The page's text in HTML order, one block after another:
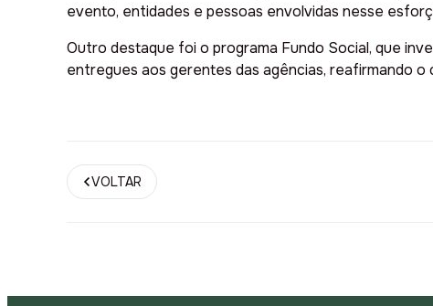
evento, entidades e pessoas envolvidas nesse
Outro destaque foi o programa Fundo Social, que
entregues aos gerentes das agências, reafirmando
VOLTAR